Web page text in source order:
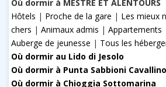
Où dormir à MESTRE ET ALENTOURS
Hôtels | Proche de la gare | Les mieux
chers | Animaux admis | Appartements
Auberge de jeunesse | Tous les
Où dormir au Lido di Jesolo
Où dormir à Punta Sabbioni
Où dormir à Chioggia Sottomarina